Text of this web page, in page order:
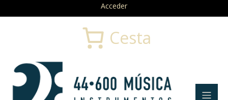
Acceder
Cesta